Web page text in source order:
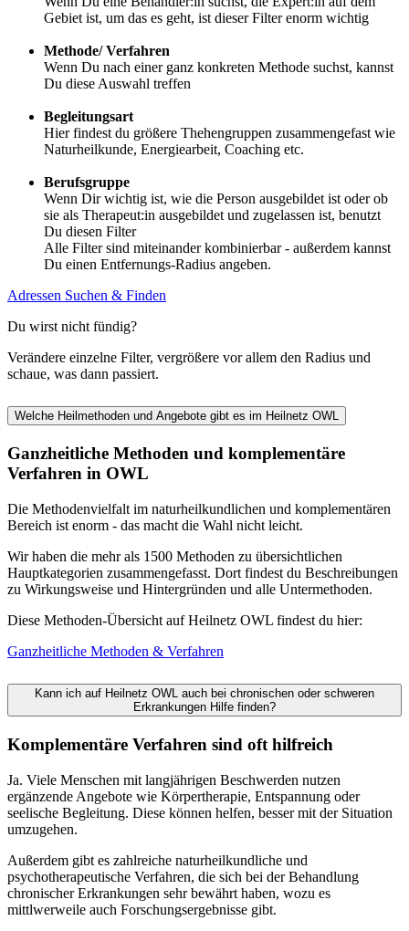
Gebiet ist, um das es geht, ist dieser Filter enorm wichtig
Methode/ Verfahren
Wenn Du nach einer ganz konkreten Methode suchst, kannst
Du diese Auswahl treffen
Begleitungsart
Hier findest du größere Thehengruppen zusammengefast wie
Naturheilkunde, Energiearbeit, Coaching etc.
Berufsgruppe
Wenn Dir wichtig ist, wie die Person ausgebildet ist oder ob
sie als Therapeut:in ausgebildet und zugelassen ist, benutzt
Du diesen Filter
Alle Filter sind miteinander kombinierbar - außerdem kannst
Du einen Entfernungs-Radius angeben.
Adressen Suchen & Finden
Du wirst nicht fündig?
Verändere einzelne Filter, vergrößere vor allem den Radius und
schaue, was dann passiert.
Welche Heilmethoden und Angebote gibt es im Heilnetz OWL
Ganzheitliche Methoden und komplementäre
Verfahren in OWL
Die Methodenvielfalt im naturheilkundlichen und komplementären
Bereich ist enorm - das macht die Wahl nicht leicht.
Wir haben die mehr als 1500 Methoden zu übersichtlichen
Hauptkategorien zusammengefasst. Dort findest du Beschreibungen
zu Wirkungsweise und Hintergründen und alle Untermethoden.
Diese Methoden-Übersicht auf Heilnetz OWL findest du hier:
Ganzheitliche Methoden & Verfahren
Kann ich auf Heilnetz OWL auch bei chronischen oder schweren
Erkrankungen Hilfe finden?
Komplementäre Verfahren sind oft hilfreich
Ja. Viele Menschen mit langjährigen Beschwerden nutzen
ergänzende Angebote wie Körpertherapie, Entspannung oder
seelische Begleitung. Diese können helfen, besser mit der Situation
umzugehen.
Außerdem gibt es zahlreiche naturheilkundliche und
psychotherapeutische Verfahren, die sich bei der Behandlung
chronischer Erkrankungen sehr bewährt haben, wozu es
mittlwerweile auch Forschungsergebnisse gibt.